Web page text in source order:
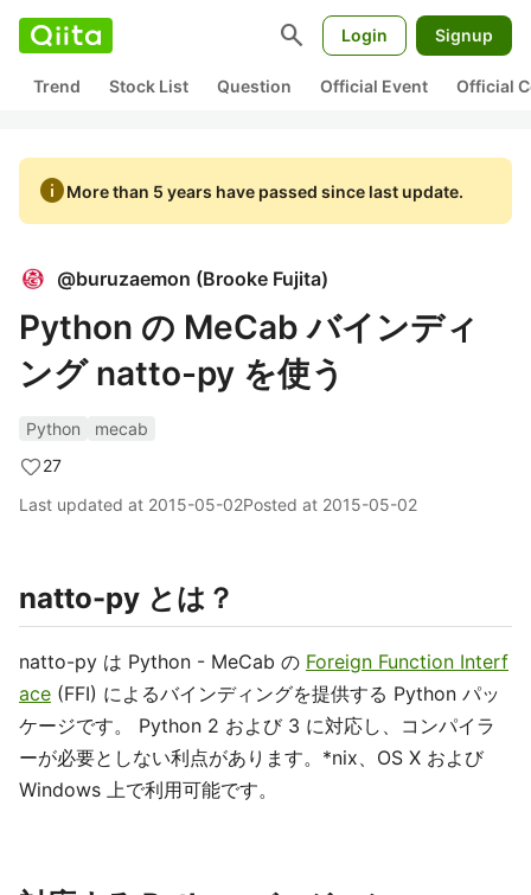
search Login Signup
Trend Stock List Question Official Event Official
infoMore than 5 years have passed since last update.
@buruzaemon (Brooke Fujita)
Python の MeCab バインディ
ング natto-py を使う
Python
mecab
27
Last updated at 2015-05-02Posted at 2015-05-02
natto-py とは？
natto-py は Python - MeCab の Foreign Function Interf
ace (FFI) によるバインディングを提供する Python パッ
ケージです。 Python 2 および 3 に対応し、コンパイラ
ーが必要としない利点があります。*nix、OS X および
Windows 上で利用可能です。